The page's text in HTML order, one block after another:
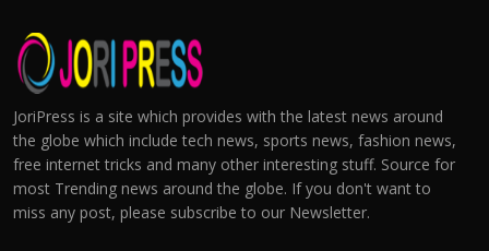
JoriPress is a site which provides with the latest news around
the globe which include tech news, sports news, fashion news,
free internet tricks and many other interesting stuff. Source for
most Trending news around the globe. If you don't want to
miss any post, please subscribe to our Newsletter.